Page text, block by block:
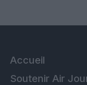
Accueil
Soutenir Air